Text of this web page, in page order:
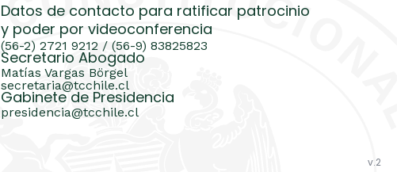
Datos de contacto para ratificar patrocinio
y poder por videoconferencia
(56-2) 2721 9212 / (56-9) 83825823
Secretario Abogado
Matías Vargas Börgel
secretaria@tcchile.cl
Gabinete de Presidencia
presidencia@tcchile.cl
v.2